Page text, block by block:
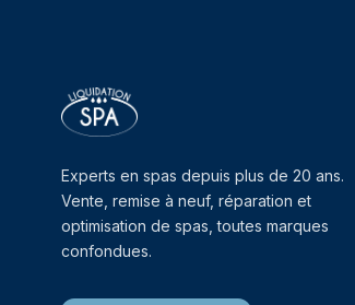
Experts en spas depuis plus de 20 ans.
Vente, remise à neuf, réparation et
optimisation de spas, toutes marques
confondues.